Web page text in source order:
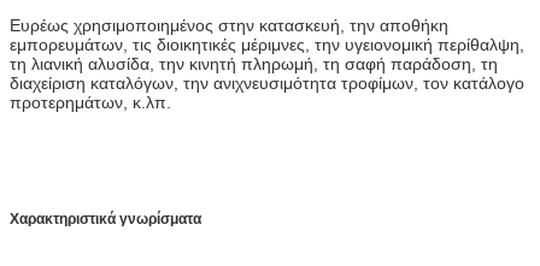
Ευρέως χρησιμοποιημένος στην κατασκευή, την αποθήκη
εμπορευμάτων, τις διοικητικές μέριμνες, την υγειονομική περίθαλψη,
τη λιανική αλυσίδα, την κινητή πληρωμή, τη σαφή παράδοση, τη
διαχείριση καταλόγων, την ανιχνευσιμότητα τροφίμων, τον κατάλογο
προτερημάτων, κ.λπ.
Χαρακτηριστικά γνωρίσματα